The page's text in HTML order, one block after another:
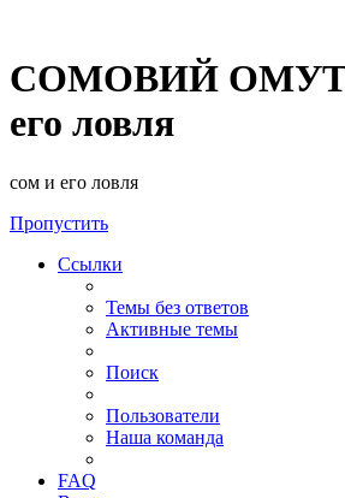
СОМОВИЙ ОМУТ
его ловля
сом и его ловля
Пропустить
Ссылки
Темы без ответов
Активные темы
Поиск
Пользователи
Наша команда
FAQ